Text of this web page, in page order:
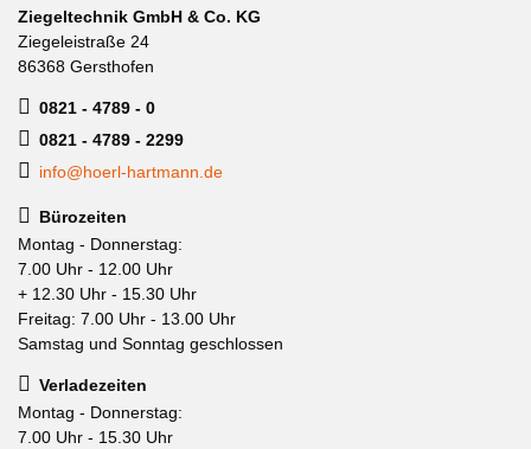
Ziegeltechnik GmbH & Co. KG
Ziegeleistraße 24
86368 Gersthofen
0821 - 4789 - 0
0821 - 4789 - 2299
info@hoerl-hartmann.de
Bürozeiten
Montag - Donnerstag:
7.00 Uhr - 12.00 Uhr
+ 12.30 Uhr - 15.30 Uhr
Freitag: 7.00 Uhr - 13.00 Uhr
Samstag und Sonntag geschlossen
Verladezeiten
Montag - Donnerstag:
7.00 Uhr - 15.30 Uhr